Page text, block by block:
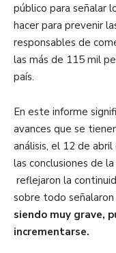
público para señalar
hacer para prevenir
responsables de
las más de 115 mil
país.
En este informe
avances que se
análisis, el 12 de
las conclusiones de
reflejaron la
sobre todo señalaron
siendo muy grave,
incrementarse.